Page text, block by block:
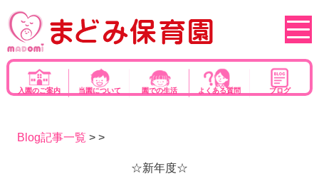
入園のご案内 当園について 園での生活 よくある質問 ブログ
Blog記事一覧 > >
☆新年度☆